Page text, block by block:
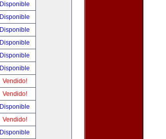
Disponible
Disponible
Disponible
Disponible
Disponible
Disponible
Vendido!
Vendido!
Disponible
Vendido!
Disponible